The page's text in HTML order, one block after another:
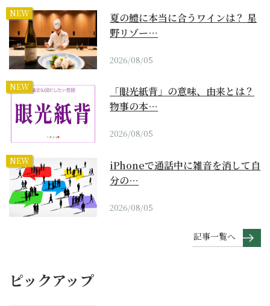
NEW
夏の鱧に本当に合うワインは？ 星
野リゾー…
2026/08/05
NEW
「眼光紙背」の意味、由来とは？
物事の本…
2026/08/05
NEW
iPhoneで通話中に雑音を消して自
分の…
2026/08/05
記事一覧へ
ピックアップ